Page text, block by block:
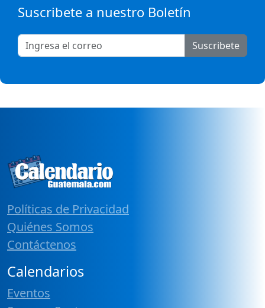
Suscribete a nuestro Boletín
Suscribete
Políticas de Privacidad
Quiénes Somos
Contáctenos
Calendarios
Eventos